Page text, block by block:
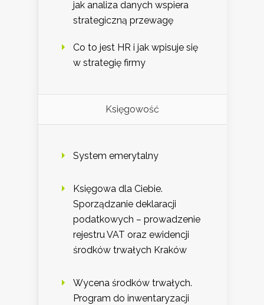
jak analiza danych wspiera
strategiczną przewagę
Co to jest HR i jak wpisuje się
w strategię firmy
Księgowość
System emerytalny
Księgowa dla Ciebie.
Sporządzanie deklaracji
podatkowych – prowadzenie
rejestru VAT oraz ewidencji
środków trwałych Kraków
Wycena środków trwałych.
Program do inwentaryzacji